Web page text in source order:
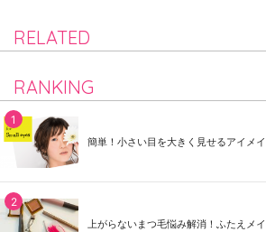
RELATED
RANKING
簡単！小さい目を大きく見せるアイメ
上がらないまつ毛悩み解消！ふたえメ